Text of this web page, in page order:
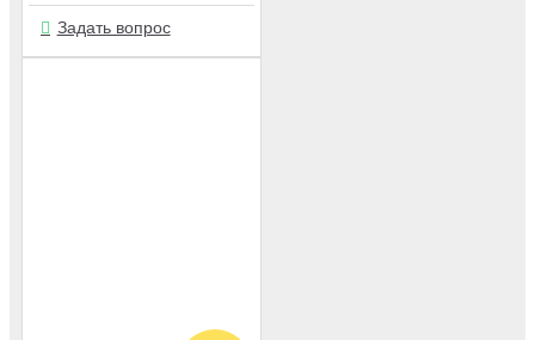
Задать вопрос